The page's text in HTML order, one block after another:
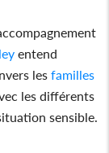
entend
les familles
les différents
sensible.